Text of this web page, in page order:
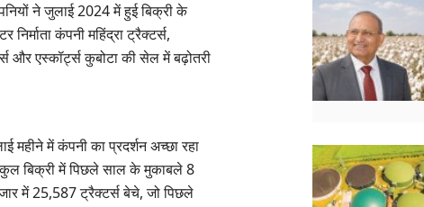
ने जुलाई 2024 में हुई बिक्री के
कंपनी महिंद्रा ट्रैक्टर्स,
और एस्कॉर्ट्स कुबोटा की सेल में बढ़ोतरी
महीने में कंपनी का प्रदर्शन अच्छा रहा
बिक्री में पिछले साल के मुकाबले 8
में 25,587 ट्रैक्टर्स बेचे, जो पिछले